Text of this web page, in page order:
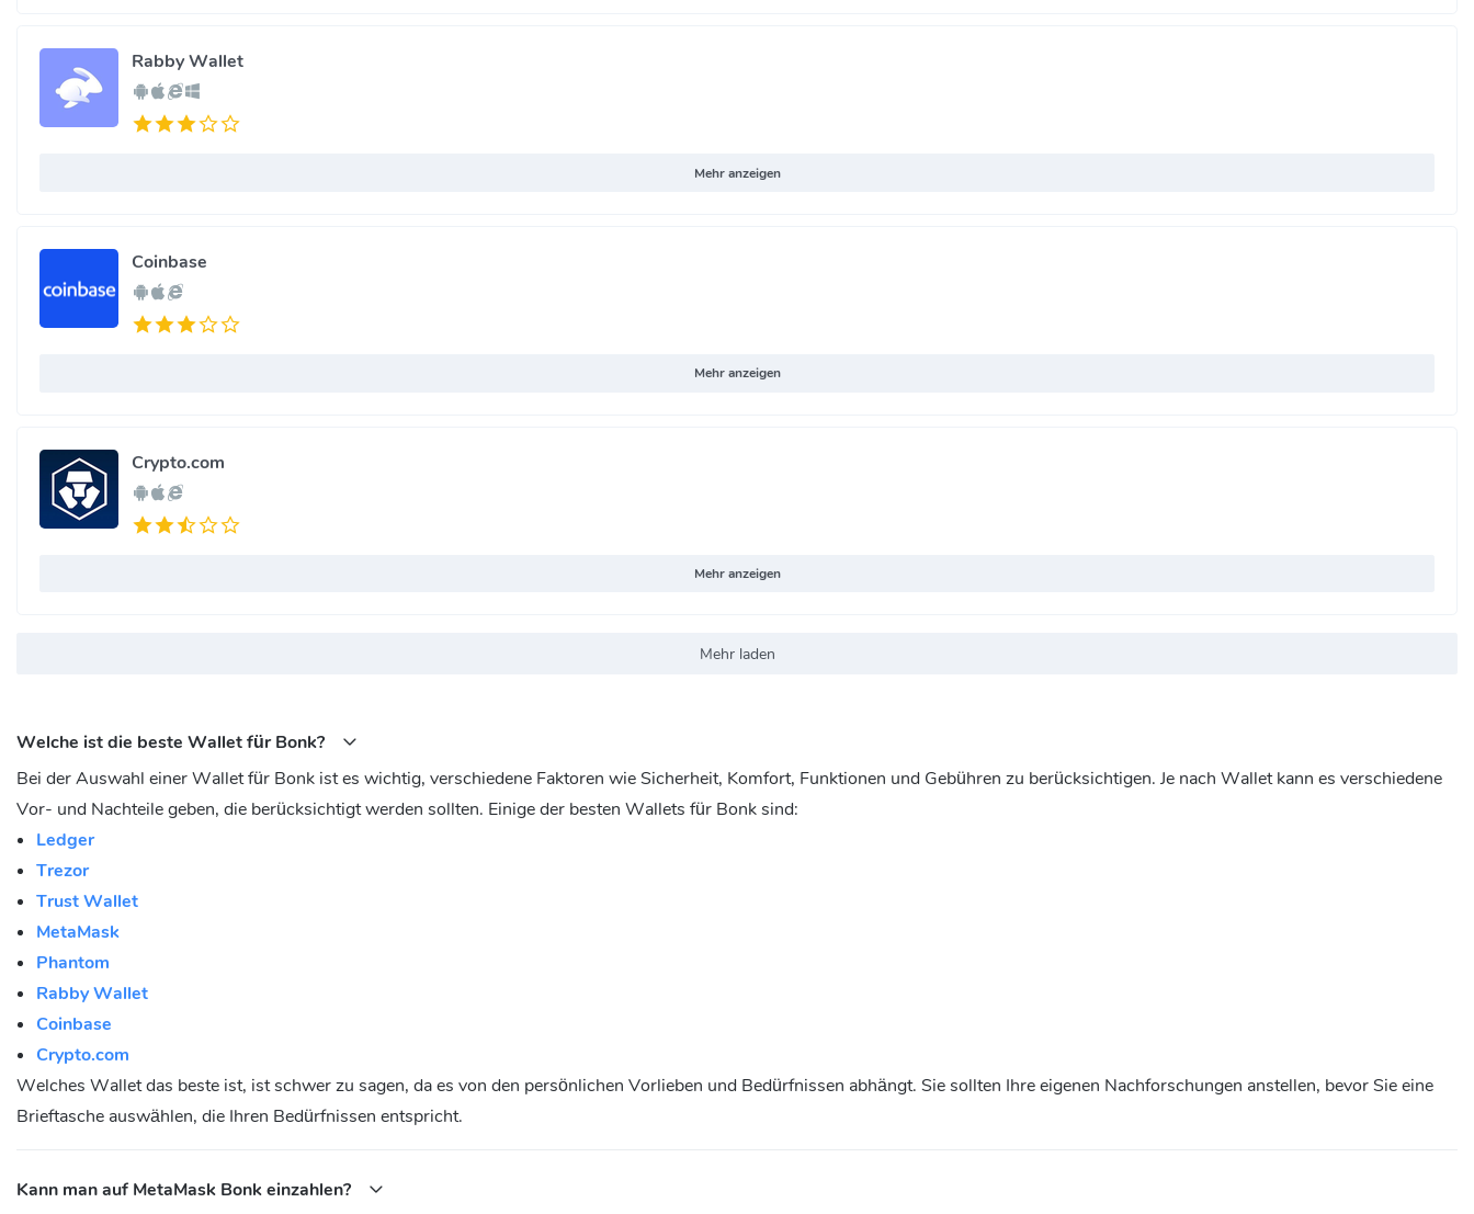
Rabby Wallet
Mehr anzeigen
Coinbase
Mehr anzeigen
Crypto.com
Mehr anzeigen
Mehr laden
Welche ist die beste Wallet für Bonk?
Bei der Auswahl einer Wallet für Bonk ist es wichtig, verschiedene Faktoren wie Sicherheit, Komfort, Funktionen und Gebühren zu berücksichtigen. Je nach Wallet kann es verschiedene
Vor- und Nachteile geben, die berücksichtigt werden sollten. Einige der besten Wallets für Bonk sind:
Ledger
Trezor
Trust Wallet
MetaMask
Phantom
Rabby Wallet
Coinbase
Crypto.com
Welches Wallet das beste ist, ist schwer zu sagen, da es von den persönlichen Vorlieben und Bedürfnissen abhängt. Sie sollten Ihre eigenen Nachforschungen anstellen, bevor Sie eine
Brieftasche auswählen, die Ihren Bedürfnissen entspricht.
Kann man auf MetaMask Bonk einzahlen?